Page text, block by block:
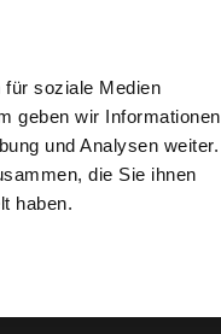
für soziale Medien
geben wir Informationen
und Analysen weiter.
die Sie ihnen
haben.